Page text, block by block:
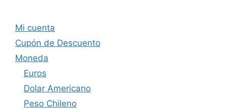
Mi cuenta
Cupón de Descuento
Moneda
Euros
Dolar Americano
Peso Chileno